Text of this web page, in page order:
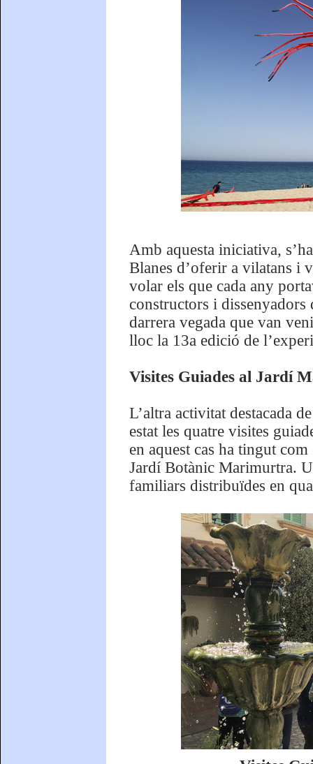
Amb aquesta iniciativa,
Blanes d’oferir a vilatans i
volar els que cada any
constructors i
darrera vegada que van
lloc la 13a edició de
Visites Guiades al Jardí
L’altra activitat destacada
estat les quatre visites
en aquest cas ha tingut
Jardí Botànic Marimurtra.
familiars distribuïdes en